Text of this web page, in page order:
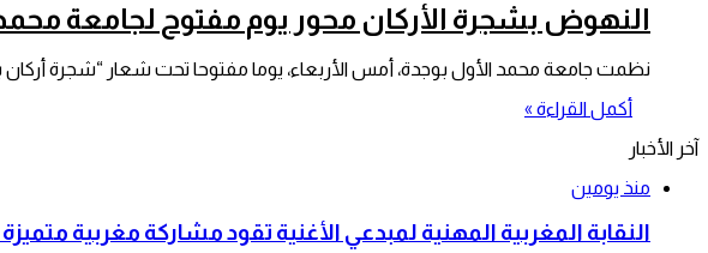
النهوض بشجرة الأركان محور يوم مفتوح لجامعة
نظمت جامعة محمد الأول بوجدة، أمس الأربعاء، يوما مفتوحا تحت شعار “شجرة أركان
أكمل القراءة »
آخر الأخبار
منذ يومين
النقابة المغربية المهنية لمبدعي الأغنية تقود مشاركة مغربية